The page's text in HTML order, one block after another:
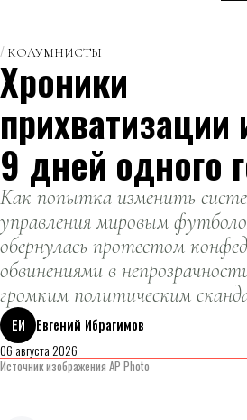
Формулы-1
КОЛУМНИСТЫ
Хроники
прихватизации
9 дней одного
Как попытка изменить
управления мировым
обернулась протестом
обвинениями в
громким политическим
ЕИ
Евгений Ибрагимов
06 августа 2026